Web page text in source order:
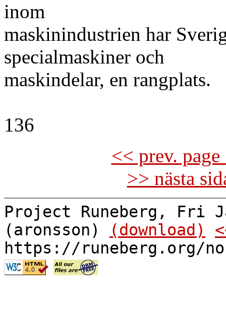
inom
maskinindustrien har
specialmaskiner och
maskindelar, en rangplats.
136
<< prev.
>> nästa
Project Runeberg, Fri
(aronsson)
(download)
https://runeberg.org/